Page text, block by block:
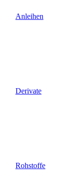
Anleihen
Derivate
Rohstoffe